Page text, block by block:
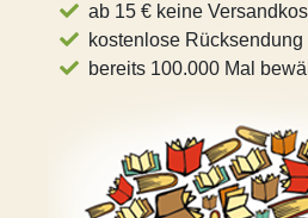
ab 15 € keine
kostenlose Rücksendung
bereits 100.000 Mal